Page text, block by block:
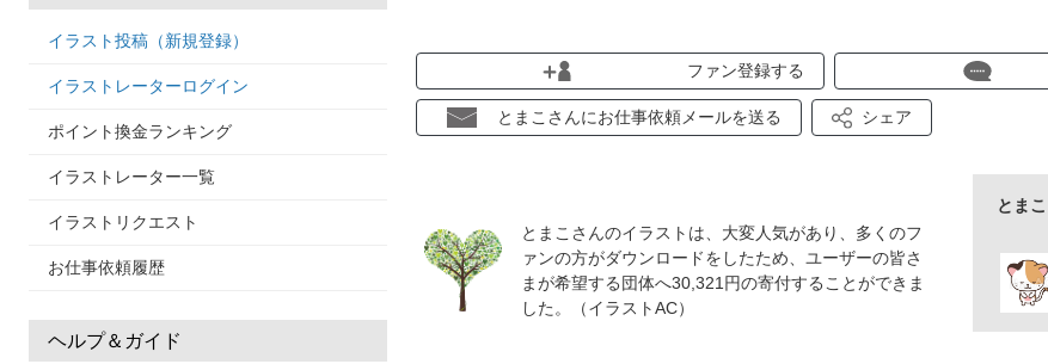
イラスト投稿（新規登録）
イラストレーターログイン
ポイント換金ランキング
イラストレーター一覧
イラストリクエスト
お仕事依頼履歴
ヘルプ＆ガイド
コメントやファン登録、Niceありがとうございます♪
とても励みになっています♪
ファン登録する
とまこさんにお仕事依頼メールを送る シェア
とまこさんのイラストは、大変人気があり、多くのフ
ァンの方がダウンロードをしたため、ユーザーの皆さ
まが希望する団体へ30,321円の寄付することができま
した。（イラストAC）
とま